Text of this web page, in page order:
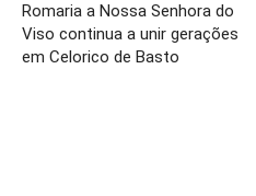
Romaria a Nossa Senhora do
Viso continua a unir gerações
em Celorico de Basto